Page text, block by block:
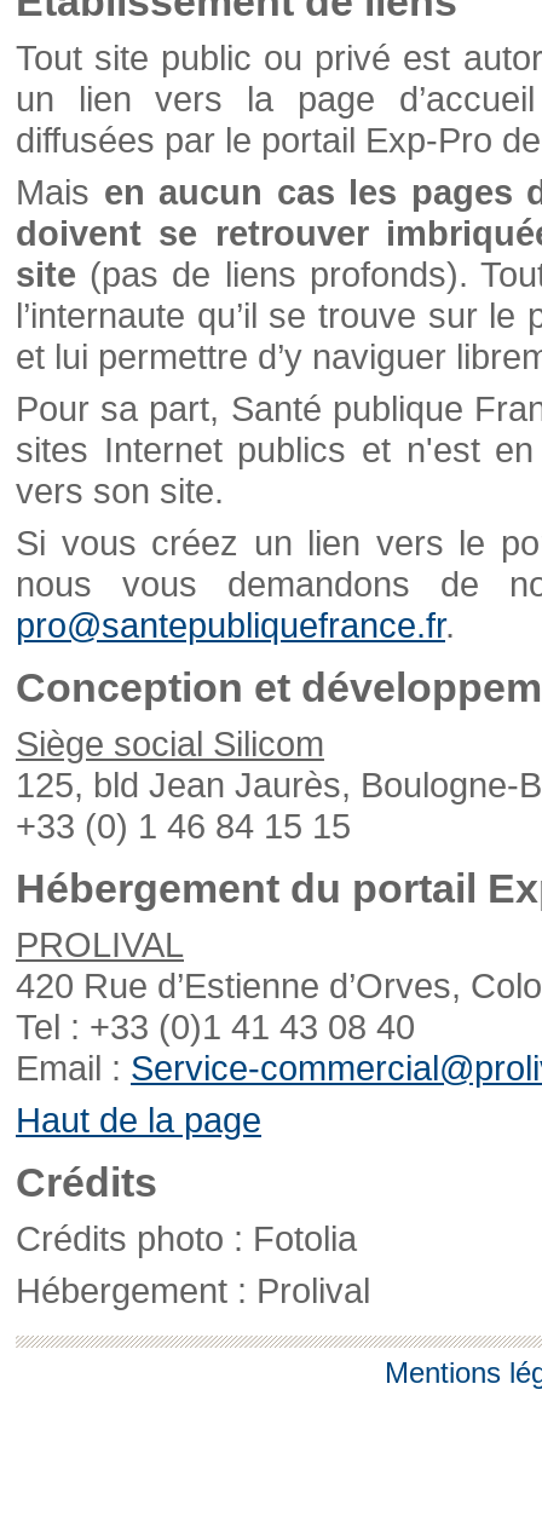
Tout site public ou privé est
un lien vers la page
diffusées par le portail Exp-Pro
Mais en aucun cas les pages
doivent se retrouver
site (pas de liens profonds).
l’internaute qu’il se trouve sur
et lui permettre d’y naviguer
Pour sa part, Santé publique
sites Internet publics et n'est
vers son site.
Si vous créez un lien vers le
nous vous demandons de
pro@santepubliquefrance.fr.
Conception et
Siège social Silicom
125, bld Jean Jaurès, Boulogne-
+33 (0) 1 46 84 15 15
Hébergement du portail
PROLIVAL
420 Rue d’Estienne d’Orves,
Tel : +33 (0)1 41 43 08 40
Email : Service-
Haut de la page
Crédits
Crédits photo : Fotolia
Hébergement : Prolival
Mentions